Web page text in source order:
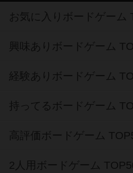
お気に入りボードゲーム
興味ありボードゲーム
経験ありボードゲーム
持ってるボードゲーム
高評価ボードゲーム
2人用ボードゲーム